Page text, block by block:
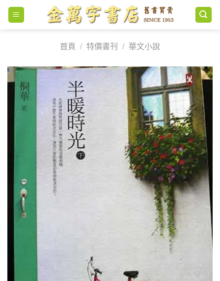
Skip
content
首頁
/ 特價書刊 / 華文小說